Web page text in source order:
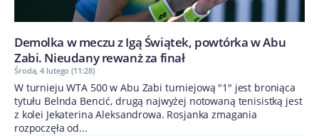
Demolka w meczu z Igą Świątek, powtórka w Abu
Zabi. Nieudany rewanż za finał
Środa, 4 lutego (11:28)
W turnieju WTA 500 w Abu Zabi turniejową "1" jest broniąca
tytułu Belnda Bencić, drugą najwyżej notowaną tenisistką jest
z kolei Jekaterina Aleksandrowa. Rosjanka zmagania
rozpoczęła od...